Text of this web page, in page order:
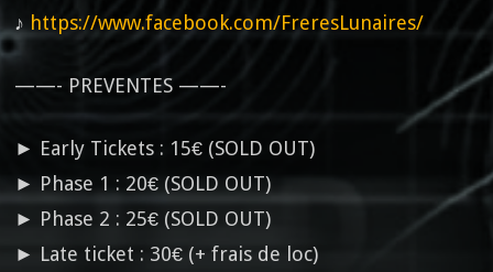
♪ https://www.facebook.com/FreresLunaires/
——- PREVENTES ——-
► Early Tickets : 15€ (SOLD OUT)
► Phase 1 : 20€ (SOLD OUT)
► Phase 2 : 25€ (SOLD OUT)
► Late ticket : 30€ (+ frais de loc)